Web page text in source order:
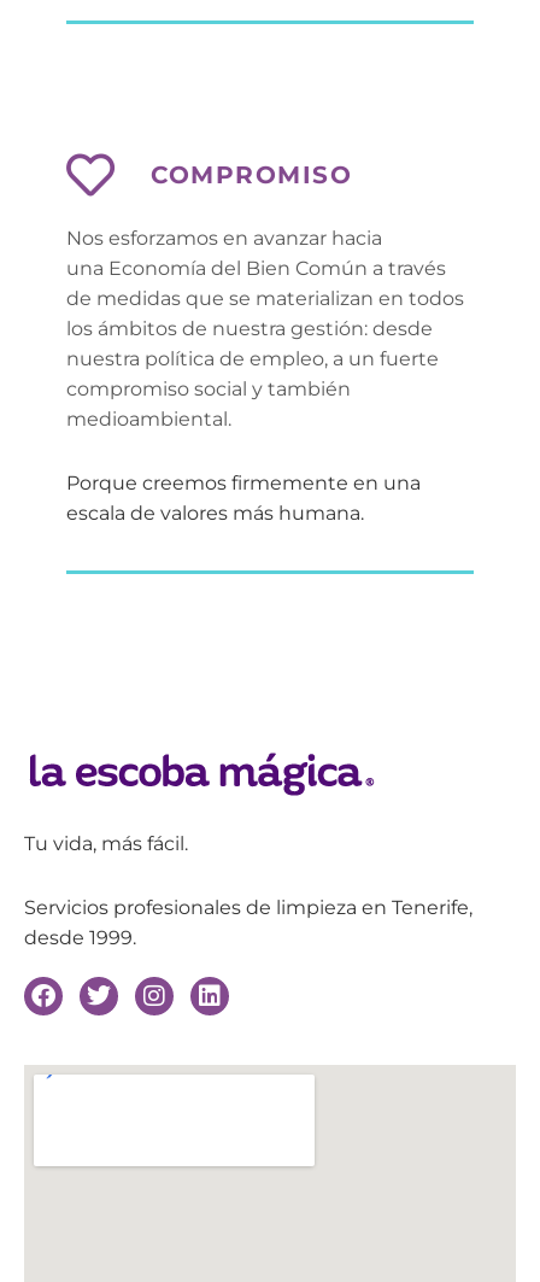
COMPROMISO
Nos esforzamos en avanzar hacia
una Economía del Bien Común a través
de medidas que se materializan en todos
los ámbitos de nuestra gestión: desde
nuestra política de empleo, a un fuerte
compromiso social y también
medioambiental.
Porque creemos firmemente en una
escala de valores más humana.
Tu vida, más fácil.
Servicios profesionales de limpieza en Tenerife,
desde 1999.